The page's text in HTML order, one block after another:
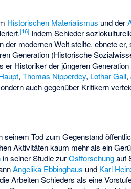
Historischen Materialismus und der
[16] Indem Schieder
modernen Welt stellte, ebnete er,
Generation (Historische
er Historiker der jüngeren Generation
,Thomas Nipperdey, Lothar Gall,
auch gegenüber Kritikern
seinem Tod zum Gegenstand
Aktivitäten kaum mehr als ein
in seiner Studie zurOstforschungauf
Angelika Ebbinghaus und Karl
Arbeiten Schieders als eine